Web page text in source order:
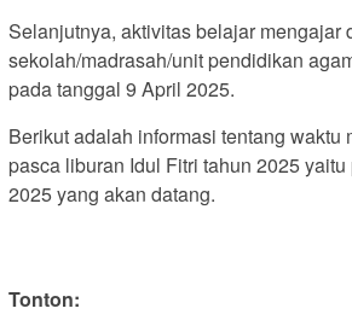
Selanjutnya, aktivitas belajar mengajar
sekolah/madrasah/unit pendidikan
pada tanggal 9 April 2025.
Berikut adalah informasi tentang waktu
pasca liburan Idul Fitri tahun 2025
2025 yang akan datang.
Tonton: